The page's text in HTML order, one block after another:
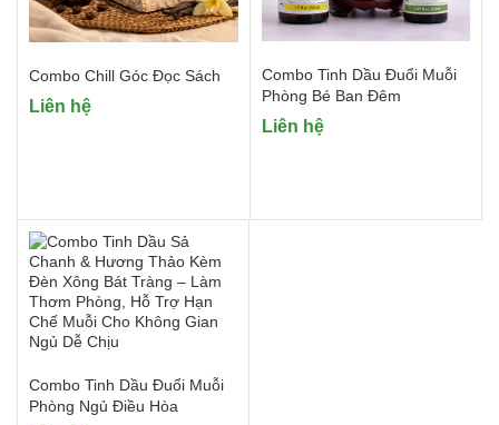
Combo Chill Góc Đọc Sách
Liên hệ
Combo Tinh Dầu Đuổi Muỗi
Phòng Bé Ban Đêm
Liên hệ
Combo Tinh Dầu Đuổi Muỗi
Phòng Ngủ Điều Hòa